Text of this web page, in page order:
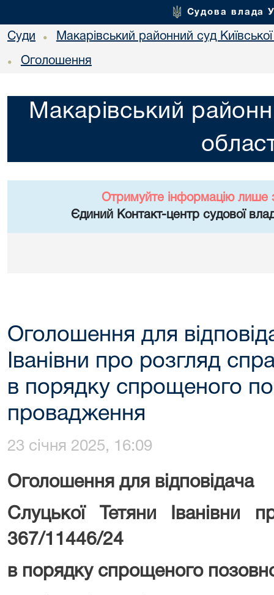
Судова влада
Суди • Макарівський районний суд Київської
• Оголошення
Макарівський
Отримуйте інформацію лише
Єдиний Контакт-центр судової
Оголошення для
Іванівни про розгляд
в порядку спрощеного
провадження
23 січня 2025, 16:09
Оголошення для відповідача
Слуцької Тетяни Іванівни
367/11446/24
в порядку спрощеного